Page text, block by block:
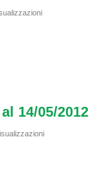
14/05/2012